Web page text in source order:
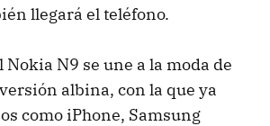
llegará el teléfono.
Nokia N9 se une a la moda de
albina, con la que ya
como iPhone, Samsung